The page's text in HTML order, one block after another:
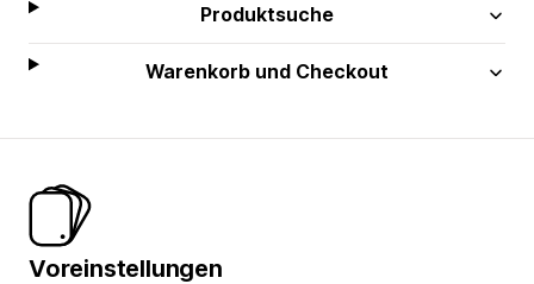
Produktsuche
Warenkorb und Checkout
Voreinstellungen